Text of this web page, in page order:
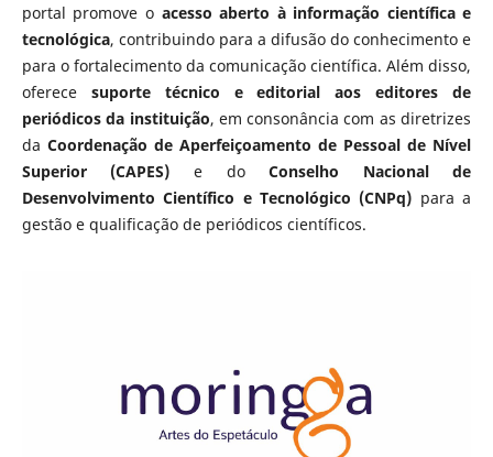
portal promove o acesso aberto à informação científica e
tecnológica, contribuindo para a difusão do conhecimento e
para o fortalecimento da comunicação científica. Além disso,
oferece suporte técnico e editorial aos editores de
periódicos da instituição, em consonância com as diretrizes
da Coordenação de Aperfeiçoamento de Pessoal de Nível
Superior (CAPES) e doConselho Nacional de
Desenvolvimento Científico e Tecnológico (CNPq) para a
gestão e qualificação de periódicos científicos.